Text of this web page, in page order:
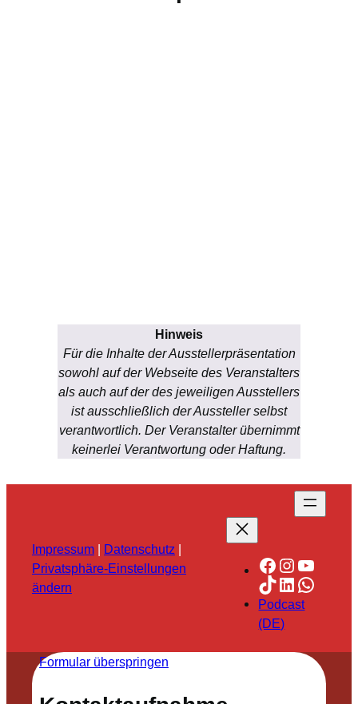
Hinweis
Für die Inhalte der Ausstellerpräsentation
sowohl auf der Webseite des Veranstalters
als auch auf der des jeweiligen Ausstellers
ist ausschließlich der Aussteller selbst
verantwortlich. Der Veranstalter übernimmt
keinerlei Verantwortung oder Haftung.
Impressum | Datenschutz |
Privatsphäre-Einstellungen
ändern
Facebook
TikTok
LinkedIn
Podcast
(DE)
Formular überspringen